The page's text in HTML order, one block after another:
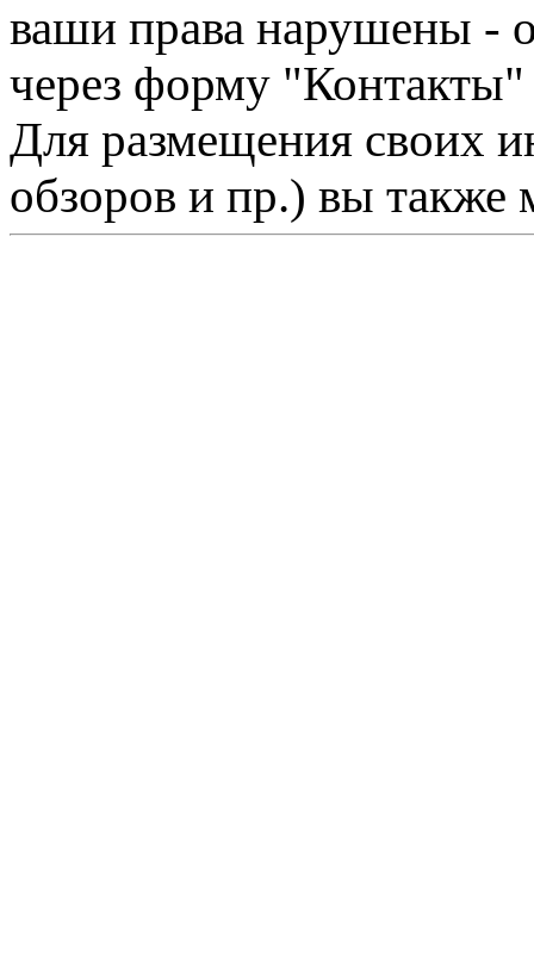
ваши права нарушены -
через форму "Контакты"
Для размещения своих
обзоров и пр.) вы также